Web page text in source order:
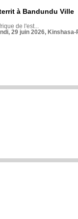
à Bandundu Ville
de l'est...
29 juin 2026,